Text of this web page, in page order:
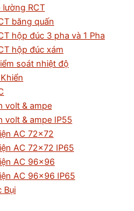
lường RCT
băng quấn
hộp đúc 3 pha và 1 Pha
hộp đúc xám
soát nhiệt độ
volt & ampe
volt & ampe IP55
AC 72×72
AC 72×72 IP65
AC 96×96
AC 96×96 IP65
Bụi